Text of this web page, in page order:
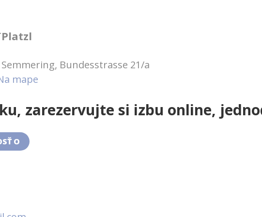
Bundesstrasse 21/a
mape
zarezervujte si izbu online,
O